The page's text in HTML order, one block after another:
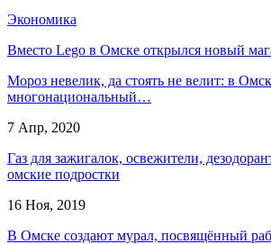
Экономика
Вместо Lego в Омске открылся новый
Мороз невелик, да стоять не велит: в
многонациональный…
7 Апр, 2020
Газ для зажигалок, освежители,
омские подростки
16 Ноя, 2019
В Омске создают мурал, посвящённый